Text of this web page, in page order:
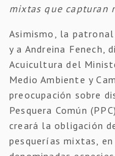
mixtas que capturan
Asimismo, la
y a Andreina Fenech,
Acuicultura del
Medio Ambiente y
preocupación sobre
Pesquera Común
creará la obligación
pesquerías mixtas,